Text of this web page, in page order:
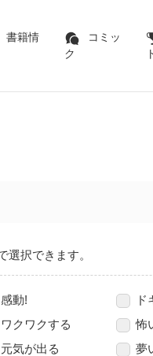
書籍情
コミッ
ク
選択できます。
感動!
ド
ワクワクする
怖
元気が出る
夢